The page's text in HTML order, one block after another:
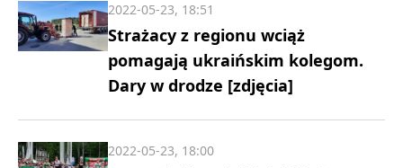
Strażacy z regionu wciąż
pomagają ukraińskim kolegom.
Dary w drodze [zdjęcia]
2022-05-23, 18:51
2022-05-23, 18:00